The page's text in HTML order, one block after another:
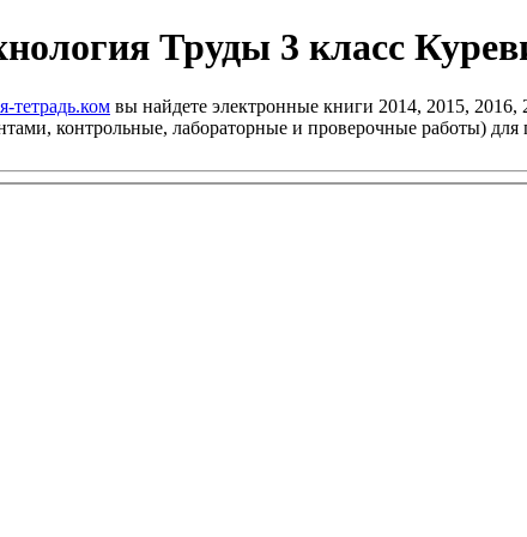
Труды 3 класс
тетрадь.ком вы найдете электронные книги 2014, 2015,
контрольные, лабораторные и проверочные